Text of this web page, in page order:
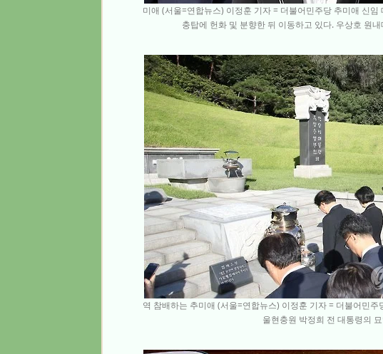
미애 (서울=연합뉴스) 이정훈 기자 = 더불어민주당 추미애 신
충탑에 헌화 및 분향한 뒤 이동하고 있다. 우상호 원
역 참배하는 추미애 (서울=연합뉴스) 이정훈 기자 = 더불어민
울현충원 박정희 전 대통령의